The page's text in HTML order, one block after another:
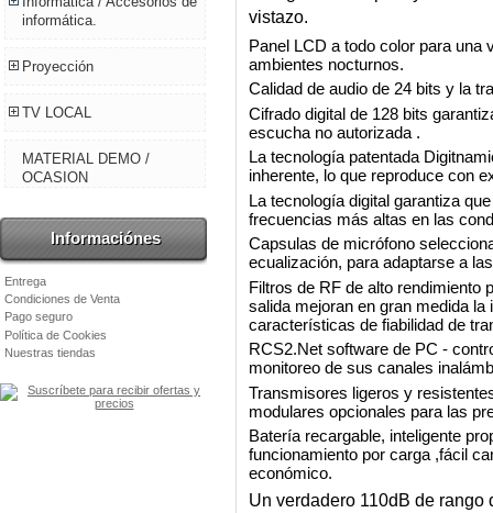
informática.
Proyección
TV LOCAL
MATERIAL DEMO /
OCASION
Informaciónes
Entrega
Condiciones de Venta
Pago seguro
Política de Cookies
Nuestras tiendas
vistazo.
Panel LCD a todo color para una
ambientes nocturnos.
Calidad de audio de 24 bits y la
Cifrado digital de 128 bits
escucha no autorizada .
La tecnología patentada
inherente, lo que reproduce con
La tecnología digital garantiza
frecuencias más altas en las
Capsulas de micrófono
ecualización, para adaptarse a
Filtros de RF de alto rendimiento
salida mejoran en gran medida
características de fiabilidad de
RCS2.Net software de PC -
monitoreo de sus canales
Transmisores ligeros y
modulares opcionales para las
Batería recargable, inteligente
funcionamiento por carga ,fácil
económico.
Un verdadero 110dB de